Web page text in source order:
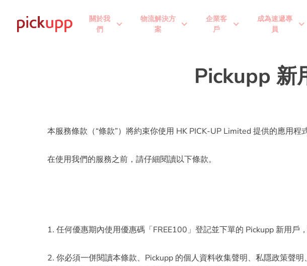
關於我
們
expand_more
物流解決方
案
expand_more
企業客
戶
expand_more
成為速遞專
員
expand_more
Pickupp 新
本服務條款（“條款”）將約束你使用 HK PICK-UP Limited 提供的應用程
在使用我們的服務之前，請仔細閱讀以下條款。
1. 任何優惠期內使用優惠碼「FREE100」登記並下單的 Pickupp 新用戶
2. 你必須一併閱讀本條款、Pickupp 的個人資料收集聲明、私隱政策聲